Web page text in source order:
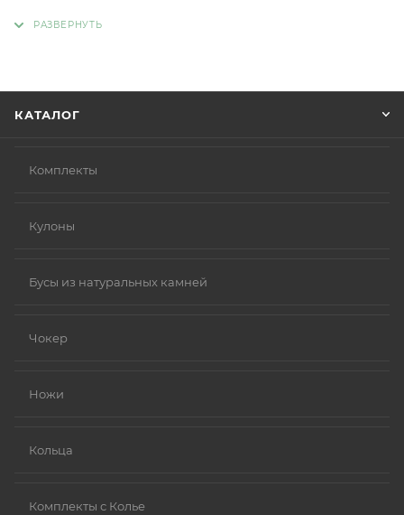
КАТАЛОГ
Комплекты
Кулоны
Бусы из натуральных камней
Чокер
Ножи
Кольца
Комплекты с Колье